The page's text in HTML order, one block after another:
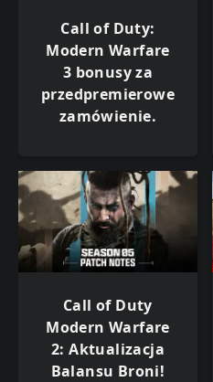
Call of Duty:
Modern Warfare
3 bonusy za
przedpremierowe
zamówienie.
Call of Duty
Modern Warfare
2: Aktualizacja
Balansu Broni!